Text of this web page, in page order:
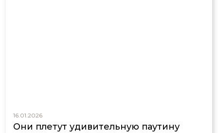
16.01.2026
Они плетут удивительную паутину